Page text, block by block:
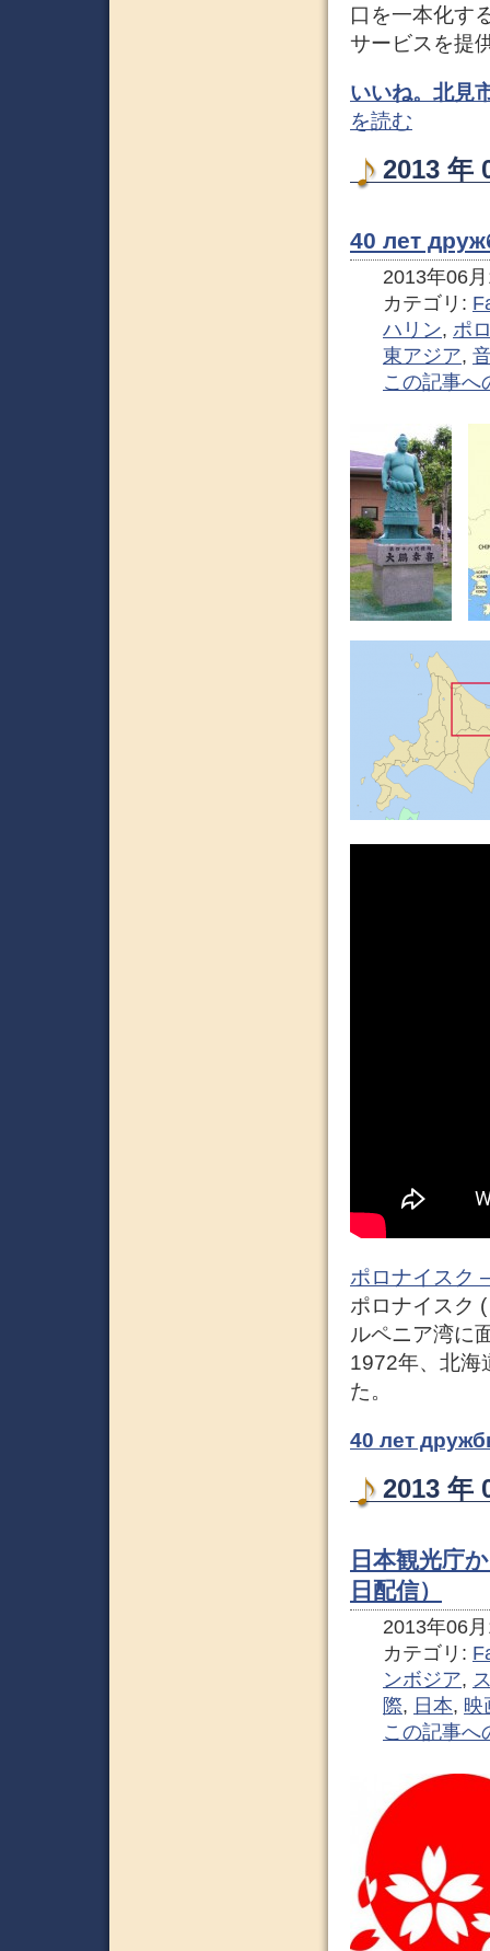
口を一本化す
サービスを提
いいね。北見
を読む
2013 年
40 лет
2013年06
カテゴリ:
ハリン, ポ
東アジア,
この記事へ
ポロナイスク
ポロナイスク
ルペニア湾に
1972年、北海
た。
40 лет
2013 年
日本観光庁
日配信）
2013年06
カテゴリ:
ンボジア,
際, 日本, 映
この記事へ